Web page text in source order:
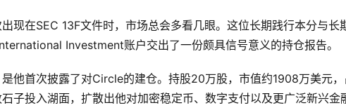
现在SEC 13F文件时，市场总会多看几眼。这位长期践行本分与
Investment账户交出了一份颇具信号意义的持仓报告。
他首次披露了对Circle的建仓。持股20万股，市值约1908万美元
子投入湖面，扩散出他对加密稳定币、数字支付以及更广泛新兴金